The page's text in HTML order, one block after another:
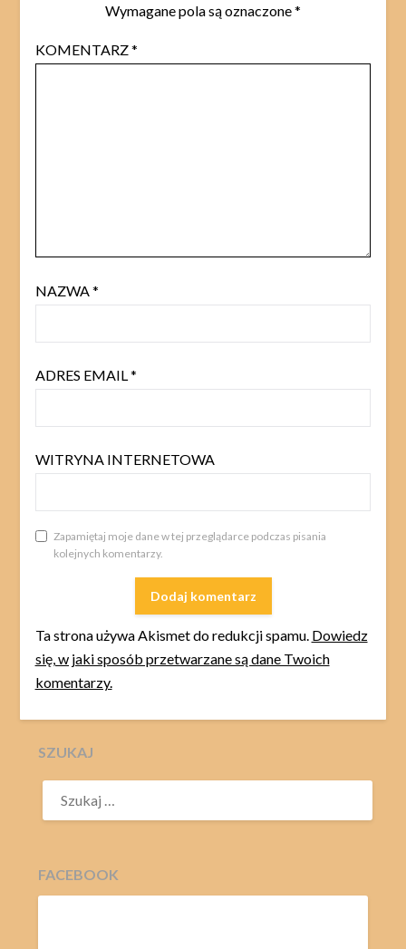
Wymagane pola są oznaczone*
KOMENTARZ*
NAZWA *
ADRES EMAIL *
WITRYNA INTERNETOWA
Zapamiętaj moje dane w tej przeglądarce podczas pisania
kolejnych komentarzy.
Ta strona używa Akismet do redukcji spamu. Dowiedz
się, w jaki sposób przetwarzane są dane Twoich
komentarzy.
SZUKAJ
SZUKAJ:
FACEBOOK